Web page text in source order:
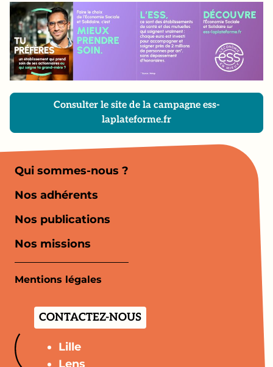
Consulter le site de la campagne ess-
laplateforme.fr
Qui sommes-nous ?
Nos adhérents
Nos publications
Nos missions
Mentions légales
CONTACTEZ-NOUS
Lille
Lens